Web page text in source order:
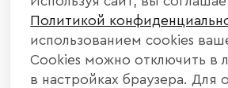
Политикой
использованием cookies
Cookies можно отключить в
в настройках браузера. Для